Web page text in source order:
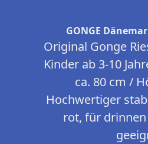
GONGE
Original Gonge
Kinder ab 3-10
ca. 80 cm /
Hochwertiger
rot, für